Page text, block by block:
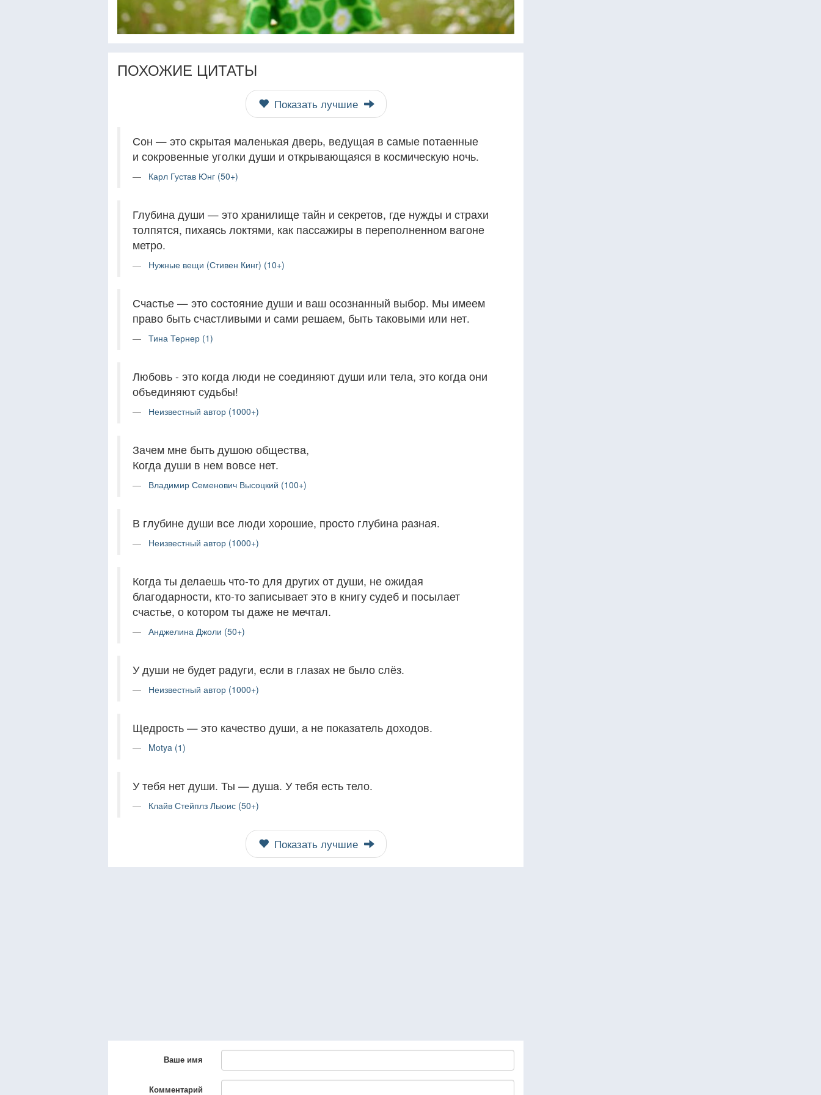
ПОХОЖИЕ ЦИТАТЫ
Показать лучшие
Сон — это скрытая маленькая дверь, ведущая в самые потаенные
и сокровенные уголки души и открывающаяся в космическую ночь.
Карл Густав Юнг (50+)
Глубина души — это хранилище тайн и секретов, где нужды и страхи
толпятся, пихаясь локтями, как пассажиры в переполненном вагоне
метро.
Нужные вещи (Стивен Кинг) (10+)
Счастье — это состояние души и ваш осознанный выбор. Мы имеем
право быть счастливыми и сами решаем, быть таковыми или нет.
Тина Тернер (1)
Любовь - это когда люди не соединяют души или тела, это когда они
объединяют судьбы!
Неизвестный автор (1000+)
Зачем мне быть душою общества,
Когда души в нем вовсе нет.
Владимир Семенович Высоцкий (100+)
В глубине души все люди хорошие, просто глубина разная.
Неизвестный автор (1000+)
Когда ты делаешь что-то для других от души, не ожидая
благодарности, кто-то записывает это в книгу судеб и посылает
счастье, о котором ты даже не мечтал.
Анджелина Джоли (50+)
У души не будет радуги, если в глазах не было слёз.
Неизвестный автор (1000+)
Щедрость — это качество души, а не показатель доходов.
Motya (1)
У тебя нет души. Ты — душа. У тебя есть тело.
Клайв Стейплз Льюис (50+)
Показать лучшие
Ваше имя
Комментарий